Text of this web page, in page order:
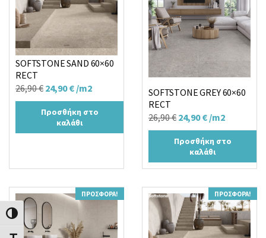
Εναλλαγή Υψηλής Αντίθεσης
SOFTSTONE SAND 60×60
RECT
26,90€ Original
price
was:
26,90 €.
24,90€Η
τρέχουσα
τιμή
είναι:
/m2
Προσθήκη στο
καλάθι
SOFTSTONE GREY 60×60
RECT
26,90€ Original
price
was:
24,90€Η
τρέχουσα
τιμή
/m2
Προσθήκη στο
καλάθι
ΠΡΟΣΦΟΡΆ! ΠΡΟΣΦΟΡΆ!